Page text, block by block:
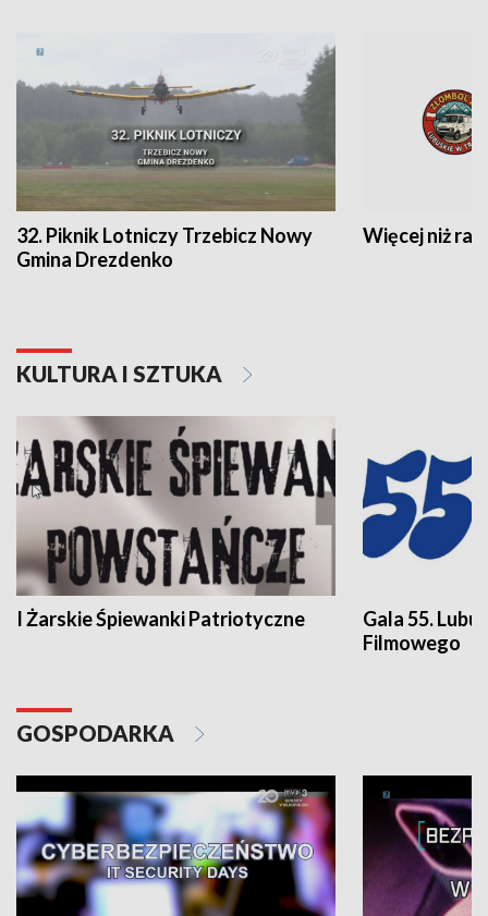
32. Piknik Lotniczy Trzebicz Nowy
Gmina Drezdenko
Więcej niż rajd
KULTURA I SZTUKA
I Żarskie Śpiewanki Patriotyczne
Gala 55.
Filmowego
GOSPODARKA